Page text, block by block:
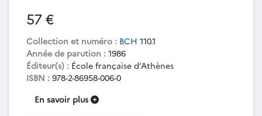
57 €
Collection et numéro : BCH 110.1
Année de parution : 1986
Éditeur(s) : École française d’Athènes
ISBN : 978-2-86958-006-0
En savoir plus